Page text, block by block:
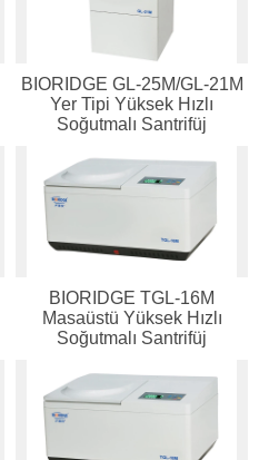
BIORIDGE GL-25M/GL-21M
Yer Tipi Yüksek Hızlı
Soğutmalı Santrifüj
BIORIDGE TGL-16M
Masaüstü Yüksek Hızlı
Soğutmalı Santrifüj